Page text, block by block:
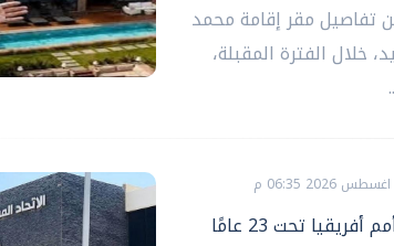
تفاصيل مقر إقامة محمد
خلال الفترة المقبلة،
تحت 23 عامًا